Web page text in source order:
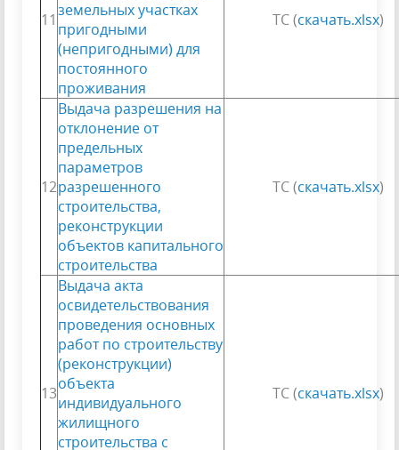
11земельных участках
пригодными
(непригодными) для
постоянного
проживания
ТС (скачать.xlsx)
12
Выдача разрешения на
отклонение от
предельных
параметров
разрешенного
строительства,
реконструкции
объектов капитального
строительства
ТС (скачать.xlsx)
13
Выдача акта
освидетельствования
проведения основных
работ по строительству
(реконструкции)
объекта
индивидуального
жилищного
строительства с
ТС (скачать.xlsx)